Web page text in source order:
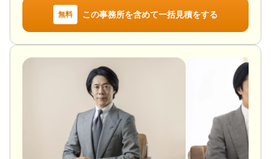
無料 この事務所を含めて一括見積をする